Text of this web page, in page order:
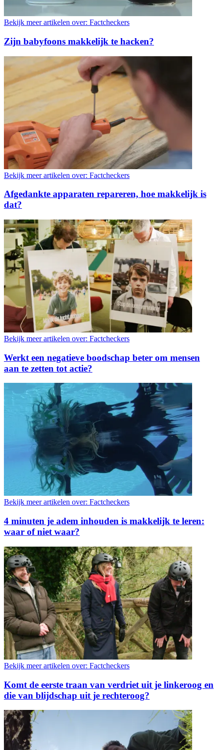
Bekijk meer artikelen over: Factcheckers
Zijn babyfoons makkelijk te hacken?
Bekijk meer artikelen over: Factcheckers
Afgedankte apparaten repareren, hoe makkelijk is
dat?
Bekijk meer artikelen over: Factcheckers
Werkt een negatieve boodschap beter om mensen
aan te zetten tot actie?
Bekijk meer artikelen over: Factcheckers
4 minuten je adem inhouden is makkelijk te leren:
waar of niet waar?
Bekijk meer artikelen over: Factcheckers
Komt de eerste traan van verdriet uit je linkeroog en
die van blijdschap uit je rechteroog?